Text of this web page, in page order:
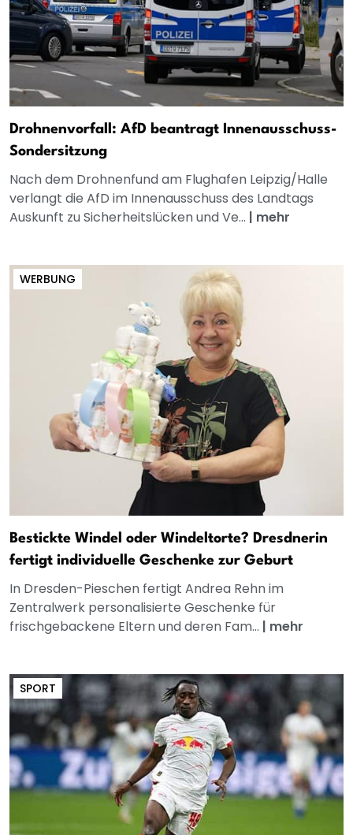
Drohnenvorfall: AfD beantragt Innenausschuss-
Sondersitzung
Nach dem Drohnenfund am Flughafen Leipzig/Halle
verlangt die AfD im Innenausschuss des Landtags
Auskunft zu Sicherheitslücken und Ve... | mehr
WERBUNG
Bestickte Windel oder Windeltorte? Dresdnerin
fertigt individuelle Geschenke zur Geburt
In Dresden-Pieschen fertigt Andrea Rehn im
Zentralwerk personalisierte Geschenke für
frischgebackene Eltern und deren Fam... | mehr
SPORT